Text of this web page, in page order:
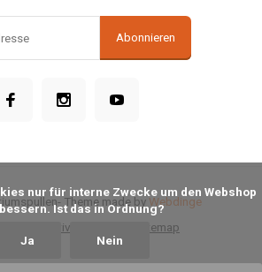
Abonnieren
Privacy Policy Sitemap
- Theme made by Webdinge
Ist das in Ordnung?
Ja Nein